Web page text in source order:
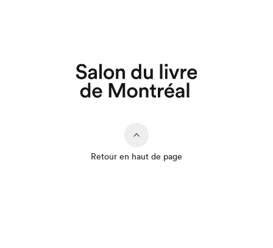
Retour en haut de page